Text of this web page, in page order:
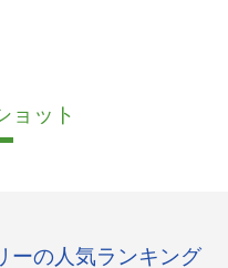
ョット
ーの人気ランキング